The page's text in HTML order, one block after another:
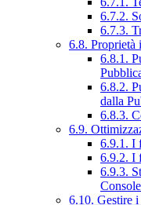
6.7.2.
6.7.3.
6.8. Proprietà
6.8.1.
6.8.2.
dalla
6.8.3.
6.9.
6.9.1. I
6.9.2. I
6.9.3.
Console
6.10. Gestire